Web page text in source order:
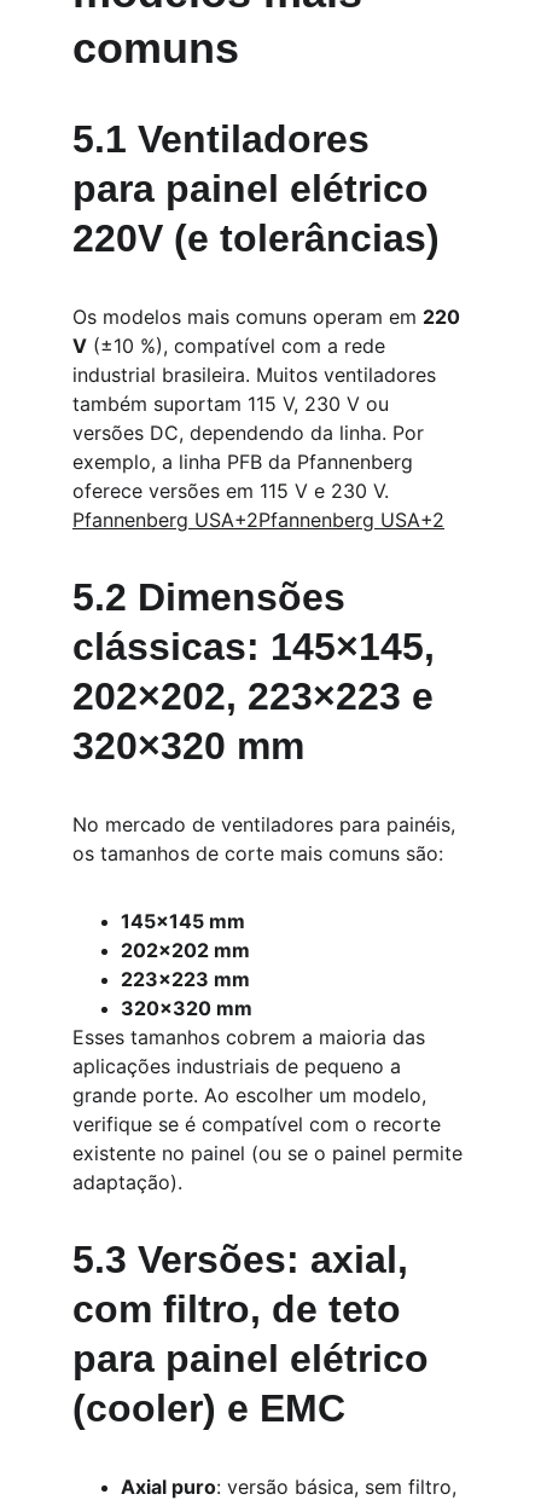
comuns
5.1 Ventiladores
para painel elétrico
220V (e tolerâncias)
Os modelos mais comuns operam em 220
V (±10 %), compatível com a rede
industrial brasileira. Muitos ventiladores
também suportam 115 V, 230 V ou
versões DC, dependendo da linha. Por
exemplo, a linha PFB da Pfannenberg
oferece versões em 115 V e 230 V.
Pfannenberg USA+2Pfannenberg USA+2
5.2 Dimensões
clássicas: 145×145,
202×202, 223×223 e
320×320 mm
No mercado de ventiladores para painéis,
os tamanhos de corte mais comuns são:
145×145 mm
202×202 mm
223×223 mm
320×320 mm
Esses tamanhos cobrem a maioria das
aplicações industriais de pequeno a
grande porte. Ao escolher um modelo,
verifique se é compatível com o recorte
existente no painel (ou se o painel permite
adaptação).
5.3 Versões: axial,
com filtro, de teto
para painel elétrico
(cooler) e EMC
Axial puro: versão básica, sem filtro,